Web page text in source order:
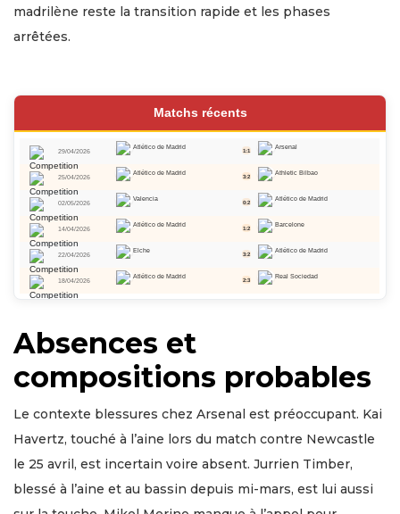
madrilène reste la transition rapide et les phases
arrêtées.
Matchs récents
29/04/2026
Atlético de Madrid 1:1 Arsenal
25/04/2026
Atlético de Madrid 3:2 Athletic Bilbao
02/05/2026
Valencia 0:2 Atlético de Madrid
14/04/2026
Atlético de Madrid 1:2 Barcelone
22/04/2026
Elche 3:2 Atlético de Madrid
18/04/2026
Atlético de Madrid 2:3 Real Sociedad
Absences et
compositions probables
Le contexte blessures chez Arsenal est préoccupant. Kai
Havertz, touché à l’aine lors du match contre Newcastle
le 25 avril, est incertain voire absent. Jurrien Timber,
blessé à l’aine et au bassin depuis mi-mars, est lui aussi